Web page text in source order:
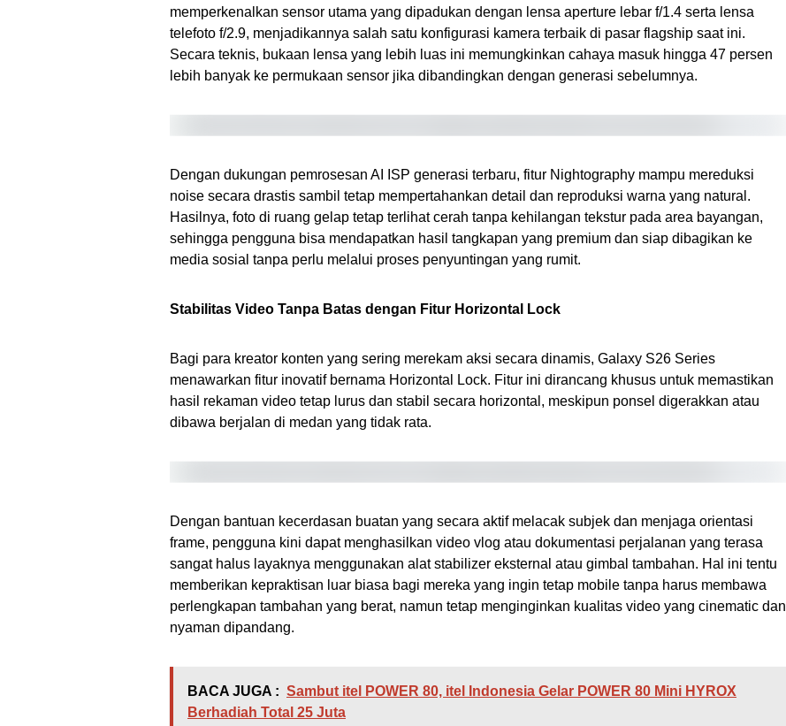
memperkenalkan sensor utama yang dipadukan dengan lensa aperture lebar f/1.4 serta lensa
telefoto f/2.9, menjadikannya salah satu konfigurasi kamera terbaik di pasar flagship saat ini.
Secara teknis, bukaan lensa yang lebih luas ini memungkinkan cahaya masuk hingga 47 persen
lebih banyak ke permukaan sensor jika dibandingkan dengan generasi sebelumnya.
Dengan dukungan pemrosesan AI ISP generasi terbaru, fitur Nightography mampu mereduksi
noise secara drastis sambil tetap mempertahankan detail dan reproduksi warna yang natural.
Hasilnya, foto di ruang gelap tetap terlihat cerah tanpa kehilangan tekstur pada area bayangan,
sehingga pengguna bisa mendapatkan hasil tangkapan yang premium dan siap dibagikan ke
media sosial tanpa perlu melalui proses penyuntingan yang rumit.
Stabilitas Video Tanpa Batas dengan Fitur Horizontal Lock
Bagi para kreator konten yang sering merekam aksi secara dinamis, Galaxy S26 Series
menawarkan fitur inovatif bernama Horizontal Lock. Fitur ini dirancang khusus untuk memastikan
hasil rekaman video tetap lurus dan stabil secara horizontal, meskipun ponsel digerakkan atau
dibawa berjalan di medan yang tidak rata.
Dengan bantuan kecerdasan buatan yang secara aktif melacak subjek dan menjaga orientasi
frame, pengguna kini dapat menghasilkan video vlog atau dokumentasi perjalanan yang terasa
sangat halus layaknya menggunakan alat stabilizer eksternal atau gimbal tambahan. Hal ini tentu
memberikan kepraktisan luar biasa bagi mereka yang ingin tetap mobile tanpa harus membawa
perlengkapan tambahan yang berat, namun tetap menginginkan kualitas video yang cinematic dan
nyaman dipandang.
BACA JUGA : Sambut itel POWER 80, itel Indonesia Gelar POWER 80 Mini HYROX
Berhadiah Total 25 Juta